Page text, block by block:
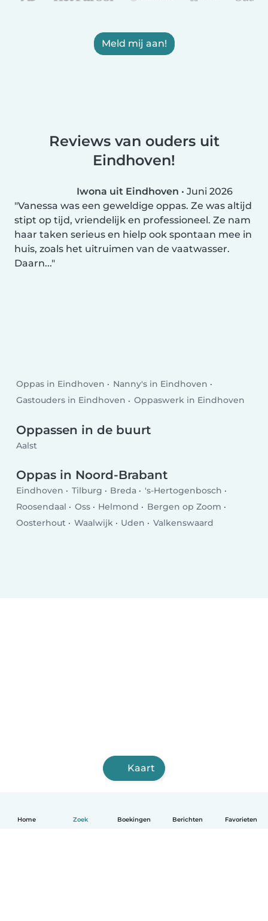
Home Zoek Boekingen Berichten Favorieten
Meld mij aan!
Reviews van ouders uit
Eindhoven!
Iwona uit Eindhoven • Juni 2026
Vanessa was een geweldige oppas. Ze was altijd
stipt op tijd, vriendelijk en professioneel. Ze nam
haar taken serieus en hielp ook spontaan mee in
huis, zoals het uitruimen van de vaatwasser.
Daarn...
Oppas in Eindhoven
Nanny's in Eindhoven
Gastouders in Eindhoven
Oppaswerk in Eindhoven
Oppassen in de buurt
Aalst
Oppas in Noord-Brabant
Eindhoven Tilburg Breda
's-Hertogenbosch
Roosendaal
Oss Helmond
Bergen op Zoom
Oosterhout
Waalwijk Uden Valkenswaard
Kaart